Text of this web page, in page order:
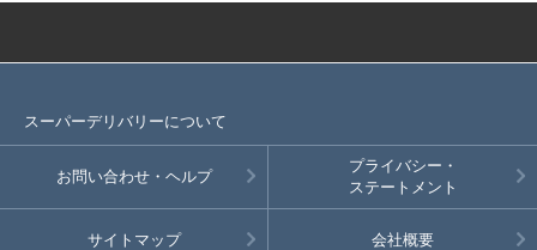
スーパーデリバリーについて
お問い合わせ・ヘルプ
プライバシー・
ステートメント
サイトマップ 会社概要